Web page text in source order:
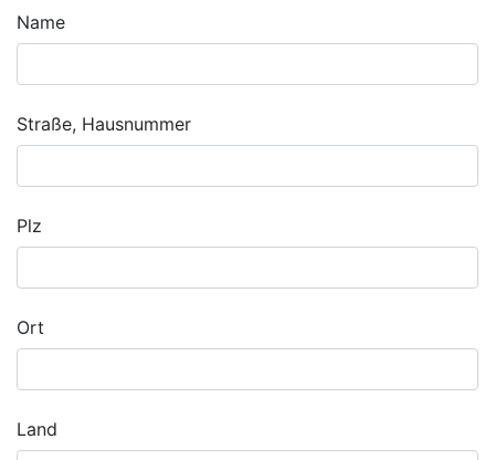
Name
Straße, Hausnummer
Plz
Ort
Land